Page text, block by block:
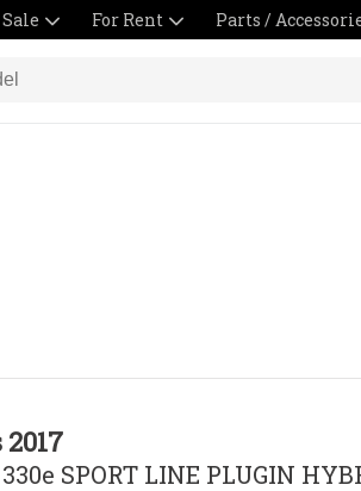
For Rent Parts /
SPORT LINE PLUGIN